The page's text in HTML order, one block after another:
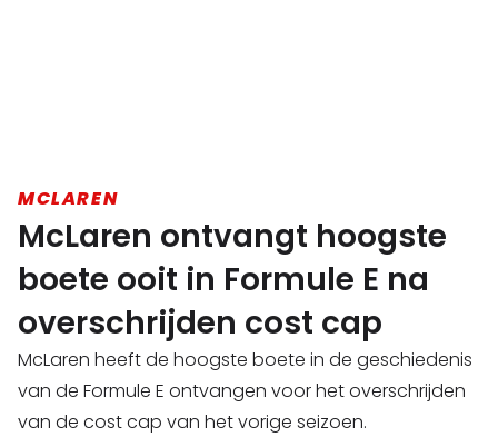
MCLAREN
McLaren ontvangt hoogste
boete ooit in Formule E na
overschrijden cost cap
McLaren heeft de hoogste boete in de geschiedenis
van de Formule E ontvangen voor het overschrijden
van de cost cap van het vorige seizoen.